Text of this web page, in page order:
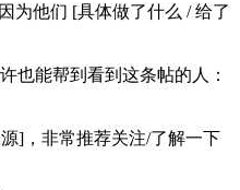
为他们 [具体做了什么 / 给了
也能帮到看到这条帖的人：
]，非常推荐关注/了解一下